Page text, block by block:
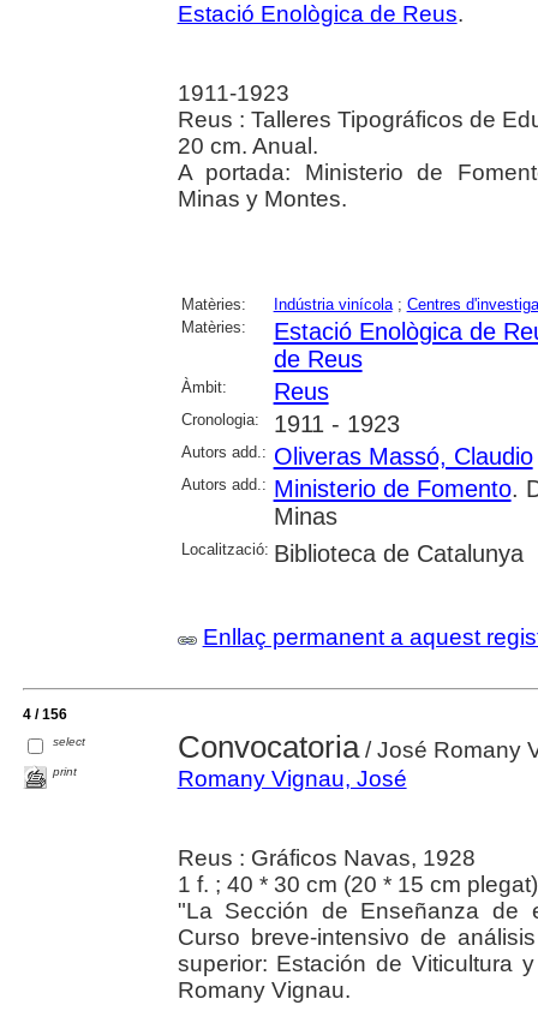
Estació Enològica de Reus.
1911-1923
Reus : Talleres Tipográficos de
20 cm. Anual.
A portada: Ministerio de
Minas y Montes.
Matèries: Indústria vinícola; Centres
Matèries:
Estació Enològica de
de Reus
Àmbit: Reus
Cronologia: 1911 - 1923
Autors add.: Oliveras Massó, Claudio
Autors add.: Ministerio de Fomento.
Minas
Localització: Biblioteca de Catalunya
Enllaç permanent a aquest
4 / 156
select
print
Convocatoria/ José Romany
Romany Vignau, José
Reus : Gráficos Navas, 1928
1 f. ; 40 * 30 cm (20 * 15 cm plegat)
"La Sección de Enseñanza de
Curso breve-intensivo de
superior: Estación de Viticultura
Romany Vignau.